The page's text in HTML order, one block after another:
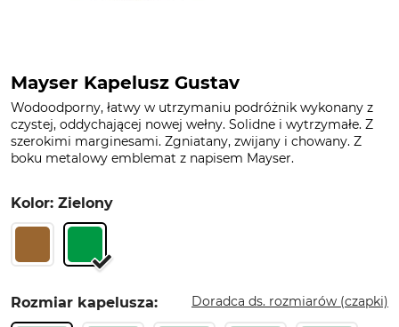
Mayser Kapelusz Gustav
Wodoodporny, łatwy w utrzymaniu podróżnik wykonany z
czystej, oddychającej nowej wełny. Solidne i wytrzymałe. Z
szerokimi marginesami. Zgniatany, zwijany i chowany. Z
boku metalowy emblemat z napisem Mayser.
Kolor: Zielony
Rozmiar kapelusza: Doradca ds. rozmiarów (czapki)